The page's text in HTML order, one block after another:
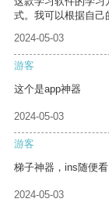
式。我可以根据自己
2024-05-03
游客
这个是app神器
2024-05-03
游客
梯子神器，ins随便看
2024-05-03